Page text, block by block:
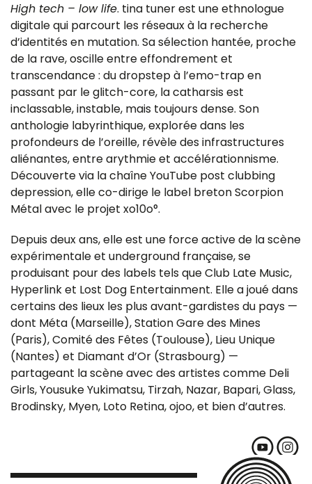
High tech – low life. tina tuner est une ethnologue
digitale qui parcourt les réseaux à la recherche
d’identités en mutation. Sa sélection hantée, proche
de la rave, oscille entre effondrement et
transcendance : du dropstep à l’emo-trap en
passant par le glitch-core, la catharsis est
inclassable, instable, mais toujours dense. Son
anthologie labyrinthique, explorée dans les
profondeurs de l’oreille, révèle des infrastructures
aliénantes, entre arythmie et accélérationnisme.
Découverte via la chaîne YouTube post clubbing
depression, elle co-dirige le label breton Scorpion
Métal avec le projet xo10o°.
Depuis deux ans, elle est une force active de la scène
expérimentale et underground française, se
produisant pour des labels tels que Club Late Music,
Hyperlink et Lost Dog Entertainment. Elle a joué dans
certains des lieux les plus avant-gardistes du pays —
dont Méta (Marseille), Station Gare des Mines
(Paris), Comité des Fêtes (Toulouse), Lieu Unique
(Nantes) et Diamant d’Or (Strasbourg) —
partageant la scène avec des artistes comme Deli
Girls, Yousuke Yukimatsu, Tirzah, Nazar, Bapari, Glass,
Brodinsky, Myen, Loto Retina, ojoo, et bien d’autres.